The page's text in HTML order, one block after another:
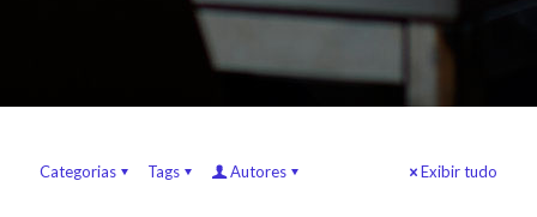
Categorias Tags Autores Exibir tudo